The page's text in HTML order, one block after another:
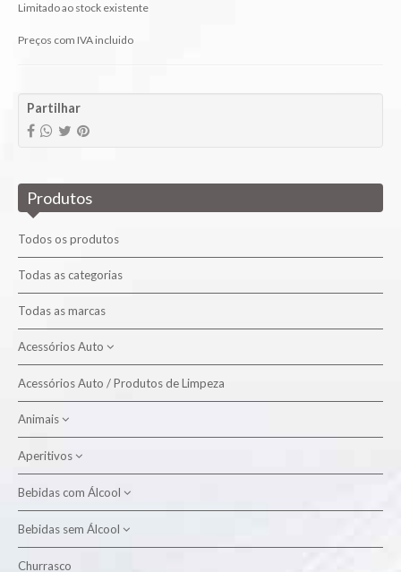
Limitado ao stock existente
Preços com IVA incluido
Partilhar
Produtos
Todos os produtos
Todas as categorias
Todas as marcas
Acessórios Auto
Produtos de Limpeza
Acessórios Auto / Produtos de Limpeza
Animais
Alimento Aves
Alimento Cão
Alimento Gato
Aperitivos
Batatas Fritas
Snacks
Bebidas com Álcool
Aguardente
Cervejas
Bebidas sem Álcool
Churrasco